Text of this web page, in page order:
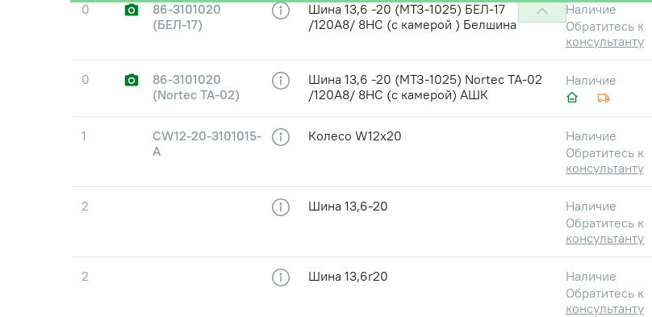
0
86-3101020
(БЕЛ-17)
Шина 13,6 -20 (МТЗ-1025) БЕЛ-17
/120A8/ 8НС (с камерой ) Белшина
Наличие
Обратитесь к
консультанту
0
86-3101020
(Nortec TA-02)
Шина 13,6 -20 (МТЗ-1025) Nortec TA-02
/120A8/ 8НС (с камерой) АШК
Наличие
1
CW12-20-3101015-
A
Колесо W12x20
Наличие
Обратитесь к
консультанту
2 Шина 13,6-20
Наличие
Обратитесь к
консультанту
2 Шина 13,6r20
Наличие
Обратитесь к
консультанту